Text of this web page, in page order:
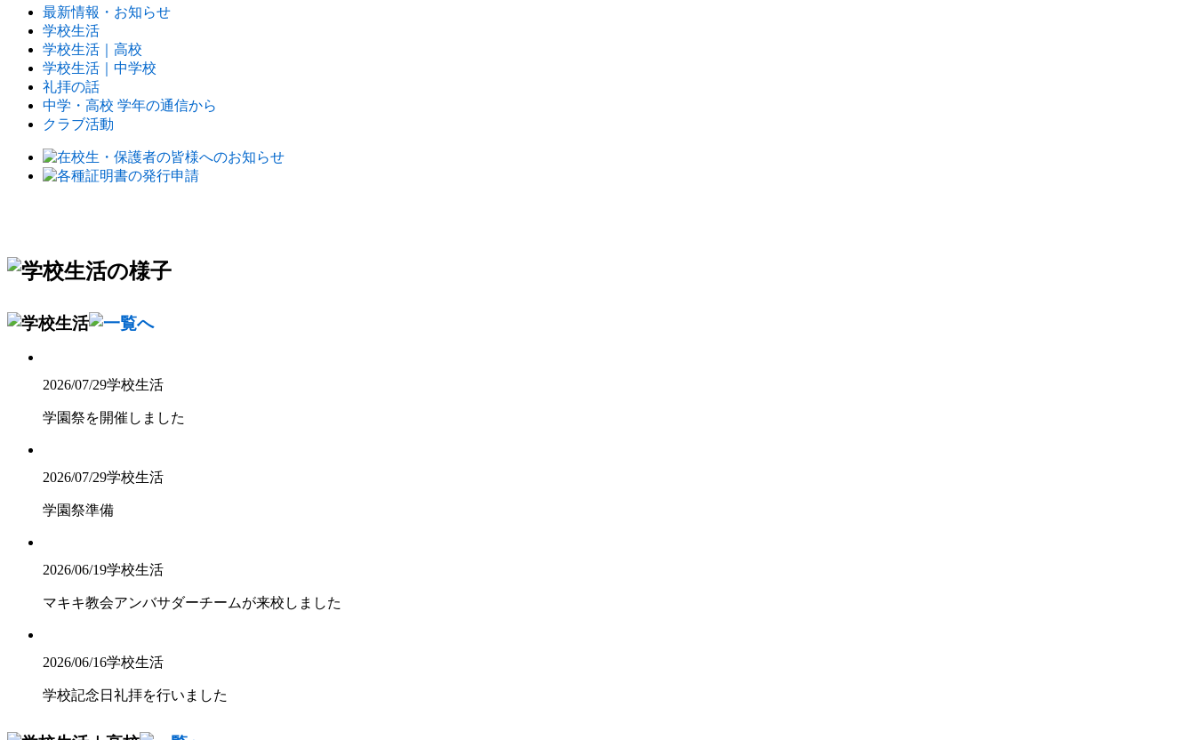
最新情報・お知らせ
学校生活
学校生活｜高校
学校生活｜中学校
礼拝の話
中学・高校 学年の通信から
クラブ活動
2026/07/29学校生活
学園祭を開催しました
2026/07/29学校生活
学園祭準備
2026/06/19学校生活
マキキ教会アンバサダーチームが来校しました
2026/06/16学校生活
学校記念日礼拝を行いました